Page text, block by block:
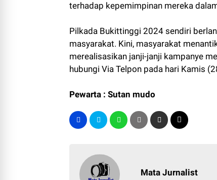
terhadap kepemimpinan mereka
Pilkada Bukittinggi 2024 sendiri
masyarakat. Kini, masyarakat
merealisasikan janji-janji kampanye
hubungi Via Telpon pada hari Kamis
Pewarta : Sutan mudo
Mata Jurnalist